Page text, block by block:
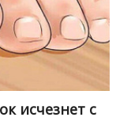
исчезнет с